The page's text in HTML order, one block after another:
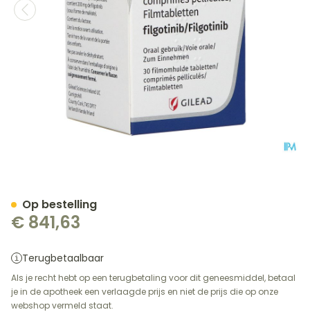
€ 841,63
Terugbetaalbaar
Als je recht hebt op een terugbetaling voor dit geneesmiddel, betaal
je in de apotheek een verlaagde prijs en niet de prijs die op onze
webshop vermeld staat.
Op bestelling